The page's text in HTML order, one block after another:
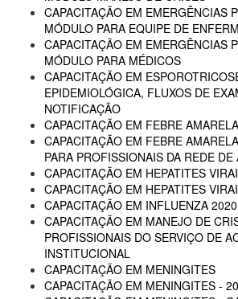
CAPACITAÇÃO EM EMERGÊNCIAS
MÓDULO PARA EQUIPE DE
CAPACITAÇÃO EM EMERGÊNCIAS
MÓDULO PARA MÉDICOS
CAPACITAÇÃO EM
EPIDEMIOLÓGICA, FLUXOS DE
NOTIFICAÇÃO
CAPACITAÇÃO EM FEBRE AMARELA
CAPACITAÇÃO EM FEBRE
PARA PROFISSIONAIS DA REDE DE
CAPACITAÇÃO EM HEPATITES
CAPACITAÇÃO EM HEPATITES
CAPACITAÇÃO EM INFLUENZA 2020
CAPACITAÇÃO EM MANEJO DE
PROFISSIONAIS DO SERVIÇO DE
INSTITUCIONAL
CAPACITAÇÃO EM MENINGITES
CAPACITAÇÃO EM MENINGITES -